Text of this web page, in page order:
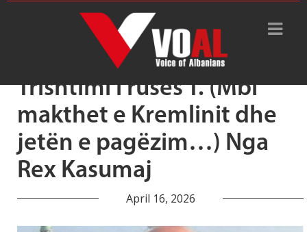
Tag Archive: Trishtimi i ruses T.
Trishtimi i ruses T. (Mbi
makthet e Kremlinit dhe
jetën e pagëzim…) Nga
Rex Kasumaj
April 16, 2026